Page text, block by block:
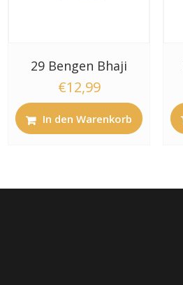
29 Bengen Bhaji
€12,99
In den Warenkorb